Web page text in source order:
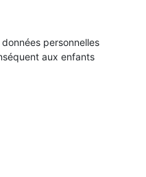
personnelles
aux enfants